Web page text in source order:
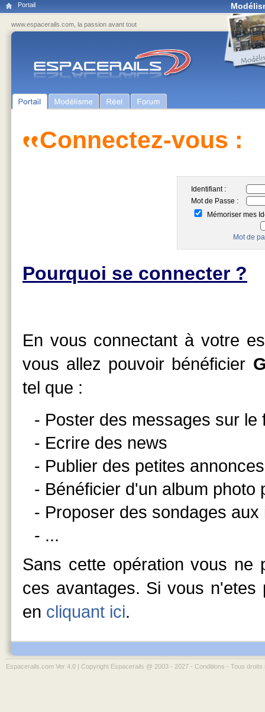
Portail
www.espacerails.com, la passion avant tout
Connectez-vous :
Identifiant :
Mot de Passe :
Mémoriser mes
Mot de
Pourquoi se connecter ?
En vous connectant à votre
vous allez pouvoir bénéficier
tel que :
- Poster des messages sur le
- Ecrire des news
- Publier des petites annonces
- Bénéficier d'un album
- Proposer des sondages aux
- ...
Sans cette opération vous ne
ces avantages. Si vous
en cliquant ici.
Espacerails.com Ver 4.0 | Copyright Espacerails @ 2003 - 2027 - Conditions - Tous droits